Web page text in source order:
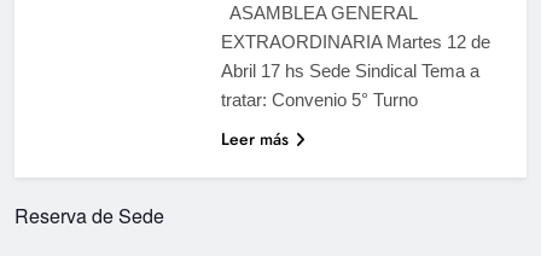
ASAMBLEA GENERAL
EXTRAORDINARIA Martes 12 de
Abril 17 hs Sede Sindical Tema a
tratar: Convenio 5° Turno
Leer más
Reserva de Sede